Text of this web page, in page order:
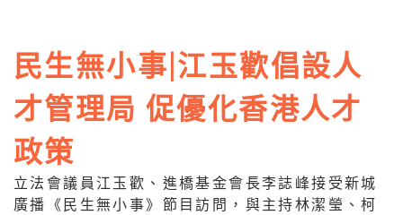
民生無小事|江玉歡倡設人
才管理局 促優化香港人才
政策
立法會議員江玉歡、進橋基金會長李誌峰接受新城
廣播《民生無小事》節目訪問，與主持林潔瑩、柯